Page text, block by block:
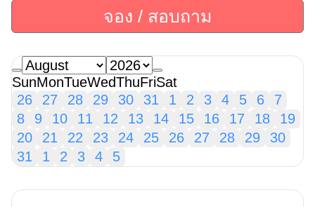
จอง / สอบถาม
SunMonTueWedThuFriSat
26
27 28 29 30 31 1 2 3 4 5 6
7
8
9 10 11 12 13 14 15 16 17 18
19
20
21 22 23 24 25 26 27 28 29
30
31
1 2 3 4 5